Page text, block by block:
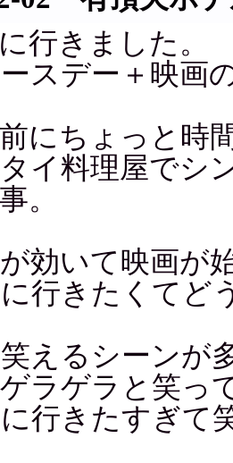
行きました。
スデー＋映画
にちょっと時
イ料理屋でシ
。
効いて映画が
に行きたくてど
えるシーンが
ラゲラと笑っ
に行きたすぎて